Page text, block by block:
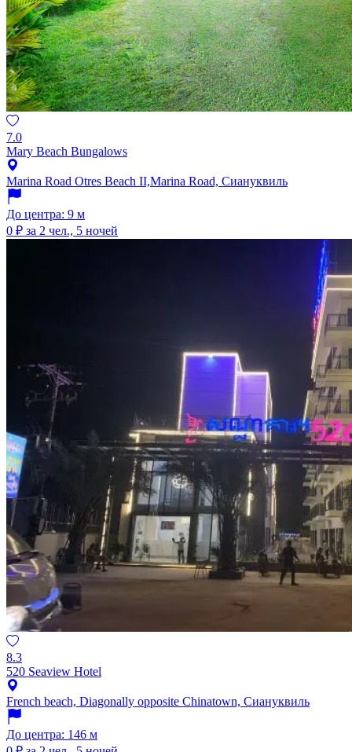
7.0
Mary Beach Bungalows
Marina Road Otres Beach II,Marina Road, Сиануквиль
До центра: 9 м
0 ₽ за 2 чел., 5 ночей
8.3
520 Seaview Hotel
French beach, Diagonally opposite Chinatown, Сиануквиль
До центра: 146 м